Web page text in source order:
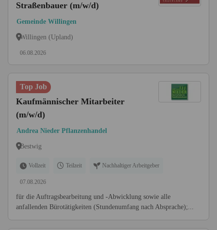
Straßenbauer (m/w/d)
Gemeinde Willingen
Willingen (Upland)
06.08.2026
Top Job
Kaufmännischer Mitarbeiter
(m/w/d)
Andrea Nieder Pflanzenhandel
Bestwig
Vollzeit Teilzeit Nachhaltiger Arbeitgeber
07.08.2026
für die Auftragsbearbeitung und -Abwicklung sowie alle
anfallenden Bürotätigkeiten (Stundenumfang nach Absprache);...